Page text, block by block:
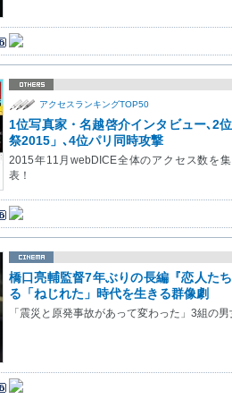
アクセスランキングTOP50
1位写真家・名越啓介インタビュー､2
祭2015」､4位パリ同時攻撃
2015年11月webDICE全体のアクセス数を
表！
橋口亮輔監督7年ぶりの長編『恋人た
る「ねじれた」時代を生きる群像劇
「震災と原発事故があって変わった」3組の